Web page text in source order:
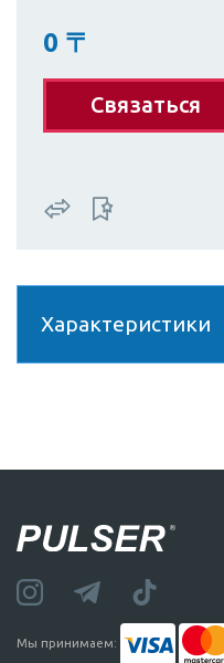
0 〒
Связаться
Характеристики
Мы принимаем: